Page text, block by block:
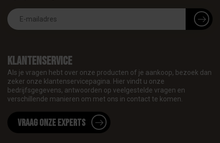
Klantenservice
Als je vragen hebt over onze producten of je aankoop, bezoek dan
zeker onze klantenservicepagina. Hier vindt u onze
bedrijfsgegevens, antwoorden op veelgestelde vragen en
verschillende manieren om met ons in contact te komen.
Vraag onze experts